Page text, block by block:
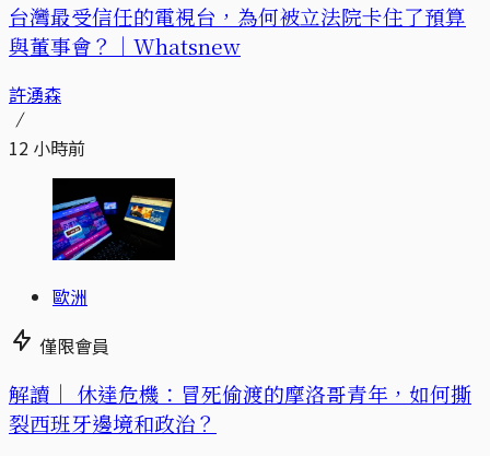
台灣最受信任的電視台，為何被立法院卡住了預算
與董事會？｜Whatsnew
許湧森
12 小時前
歐洲
僅限會員
解讀｜ 休達危機：冒死偷渡的摩洛哥青年，如何撕
裂西班牙邊境和政治？